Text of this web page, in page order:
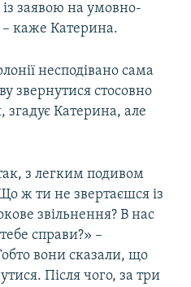
заявою на умовно-
– каже Катерина.
несподівано сама
звернутися стосовно
згадує Катерина, але
з легким подивом
ж ти не звертаєшся із
звільнення? В нас
справи?» –
вони сказали, що
Після чого, за три